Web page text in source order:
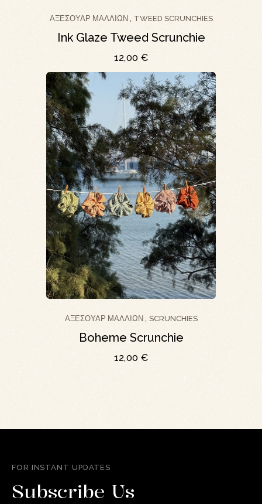
ΑΞΕΣΟΥΆΡ ΜΑΛΛΙΏΝ, TWEED SCRUNCHIES
Ink Glaze Tweed Scrunchie
12,00 €
ΑΞΕΣΟΥΆΡ ΜΑΛΛΙΏΝ , SCRUNCHIES
Boheme Scrunchie
12,00 €
FOR INSTANT UPDATES
Subscribe Us